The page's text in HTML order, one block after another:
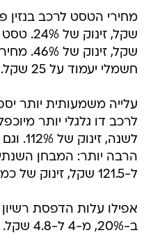
שקל,
חשמלי יעמוד על 25 שקל.
עלייה משמעותית יותר
לשנה,
ל-121.5 שקל, זינוק של כמעט 250%.
אפילו עלות הדפסת רשיון
ב-20%, מ-4 ל-4.8 שקל.